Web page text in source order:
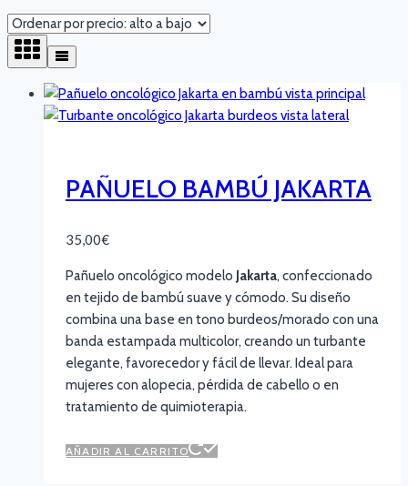
PAÑUELO BAMBÚ JAKARTA
35,00€
Pañuelo oncológico modelo Jakarta, confeccionado
en tejido de bambú suave y cómodo. Su diseño
combina una base en tono burdeos/morado con una
banda estampada multicolor, creando un turbante
elegante, favorecedor y fácil de llevar. Ideal para
mujeres con alopecia, pérdida de cabello o en
tratamiento de quimioterapia.
AÑADIR AL CARRITO